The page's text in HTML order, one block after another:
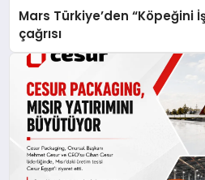
Mars Türkiye’den “Köpeğini
çağrısı